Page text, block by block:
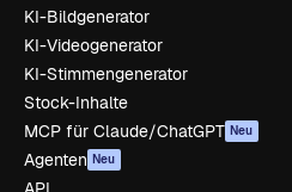
KI-Bildgenerator
KI-Videogenerator
KI-Stimmengenerator
Stock-Inhalte
MCP für Claude/ChatGPT Neu
Agenten Neu